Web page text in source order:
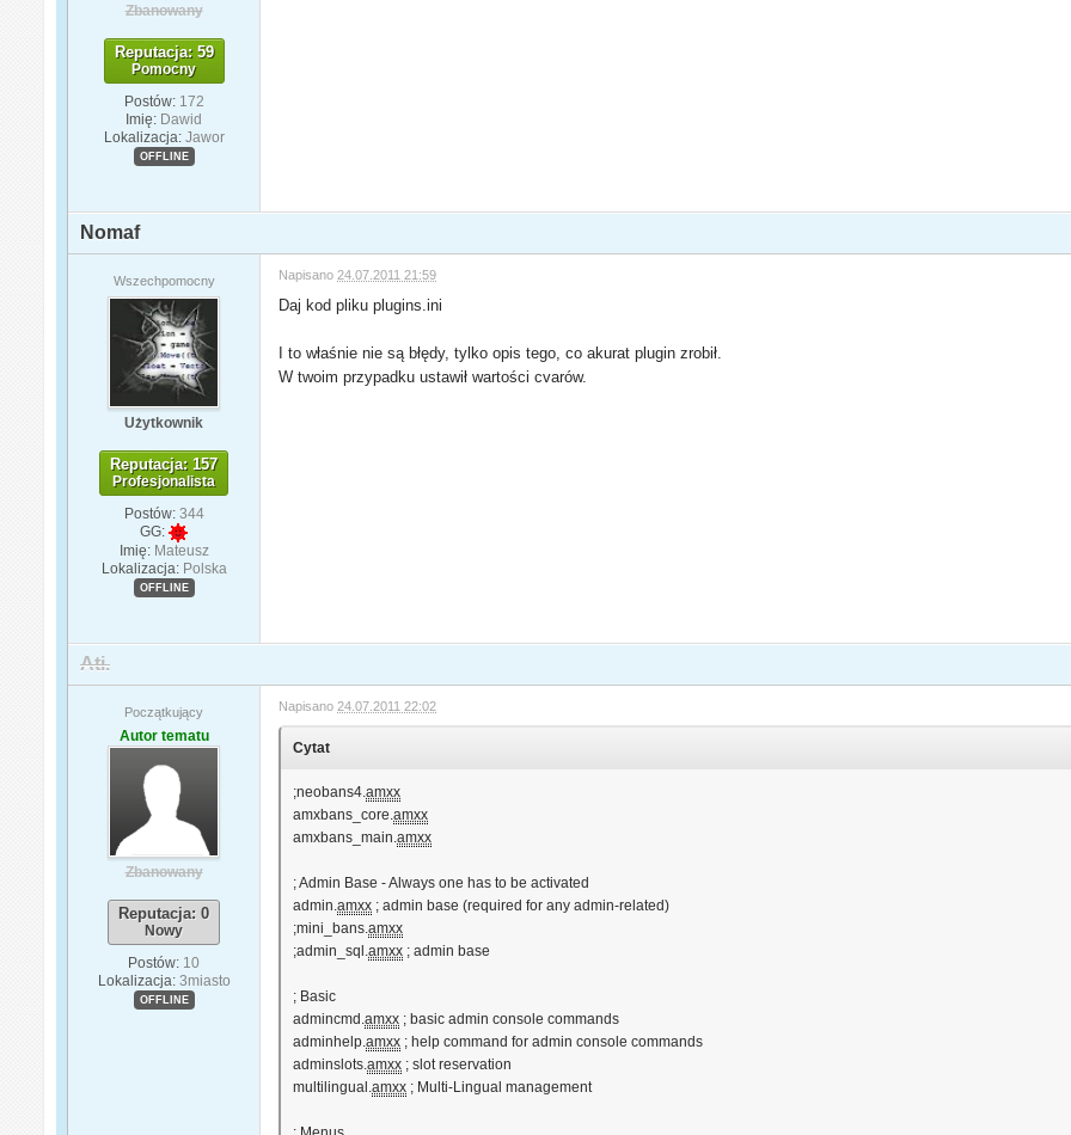
Zbanowany
Reputacja: 59
Pomocny
Postów: 172
Imię: Dawid
Lokalizacja: Jawor
OFFLINE
Nomaf
Wszechpomocny
Użytkownik
Reputacja: 157
Profesjonalista
Postów: 344
GG:
Imię: Mateusz
Lokalizacja: Polska
OFFLINE
Napisano 24.07.2011 21:59
Daj kod pliku plugins.ini
I to właśnie nie są błędy, tylko opis tego, co akurat plugin zrobił.
W twoim przypadku ustawił wartości cvarów.
Ati.
Początkujący
Autor tematu
Zbanowany
Reputacja: 0
Nowy
Postów: 10
Lokalizacja: 3miasto
OFFLINE
Napisano 24.07.2011 22:02
Cytat
;neobans4.amxx
amxbans_core.amxx
amxbans_main.amxx
; Admin Base - Always one has to be activated
admin.amxx ; admin base (required for any admin-related)
;mini_bans.amxx
;admin_sql.amxx ; admin base
; Basic
admincmd.amxx ; basic admin console commands
adminhelp.amxx ; help command for admin console commands
adminslots.amxx ; slot reservation
multilingual.amxx ; Multi-Lingual management